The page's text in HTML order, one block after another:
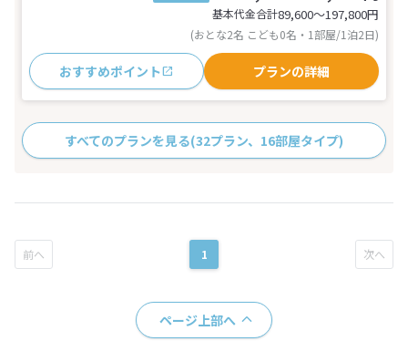
基本代金合計89,600〜197,800円
(おとな2名 こども0名・1部屋/1泊2日)
おすすめポイント プランの詳細
すべてのプランを見る(32プラン、16部屋タイプ)
1
ページ上部へ